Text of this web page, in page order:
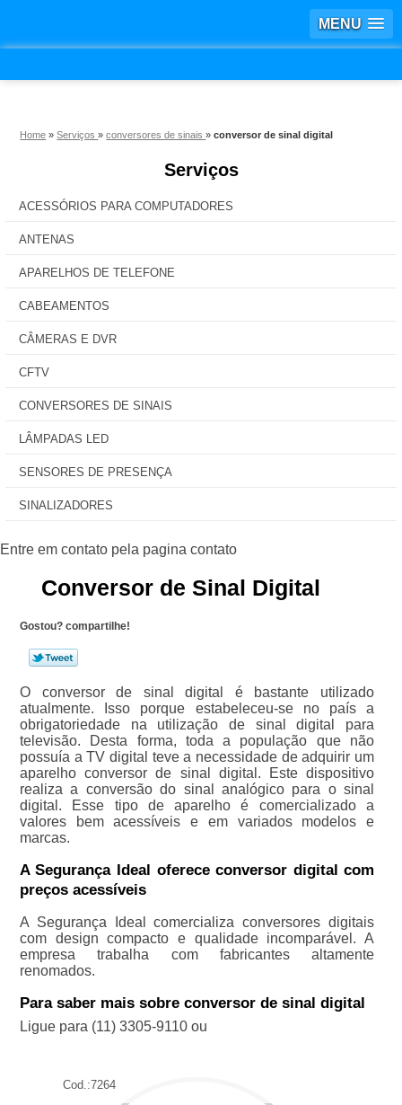
MENU
Home »Serviços»conversores de sinais»conversor de sinal digital
Serviços
ACESSÓRIOS PARA COMPUTADORES
ANTENAS
APARELHOS DE TELEFONE
CABEAMENTOS
CÂMERAS E DVR
CFTV
CONVERSORES DE SINAIS
LÂMPADAS LED
SENSORES DE PRESENÇA
SINALIZADORES
Conversor de Sinal Digital
Gostou? compartilhe!
O conversor de sinal digital é bastante utilizado
atualmente. Isso porque estabeleceu-se no país a
obrigatoriedade na utilização de sinal digital para
televisão. Desta forma, toda a população que não
possuía a TV digital teve a necessidade de adquirir um
aparelho conversor de sinal digital. Este dispositivo
realiza a conversão do sinal analógico para o sinal
digital. Esse tipo de aparelho é comercializado a
valores bem acessíveis e em variados modelos e
marcas.
A Segurança Ideal oferece conversor digital com
preços acessíveis
A Segurança Ideal comercializa conversores digitais
com design compacto e qualidade incomparável. A
empresa trabalha com fabricantes altamente
renomados.
Para saber mais sobre conversor de sinal digital
Ligue para (11) 3305-9110ou
Cod.:7264